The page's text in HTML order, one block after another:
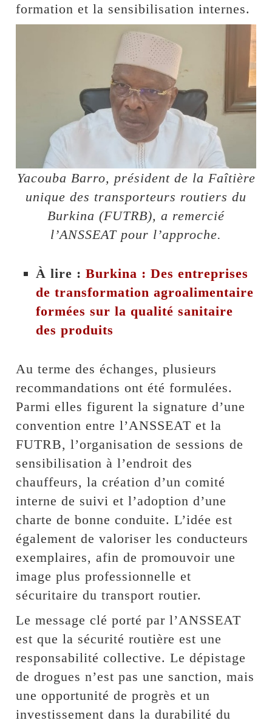
formation et la sensibilisation internes.
Yacouba Barro, président de la Faîtière
unique des transporteurs routiers du
Burkina (FUTRB), a remercié
l’ANSSEAT pour l’approche.
À lire :Burkina : Des entreprises
de transformation agroalimentaire
formées sur la qualité sanitaire
des produits
Au terme des échanges, plusieurs
recommandations ont été formulées.
Parmi elles figurent la signature d’une
convention entre l’ANSSEAT et la
FUTRB, l’organisation de sessions de
sensibilisation à l’endroit des
chauffeurs, la création d’un comité
interne de suivi et l’adoption d’une
charte de bonne conduite. L’idée est
également de valoriser les conducteurs
exemplaires, afin de promouvoir une
image plus professionnelle et
sécuritaire du transport routier.
Le message clé porté par l’ANSSEAT
est que la sécurité routière est une
responsabilité collective. Le dépistage
de drogues n’est pas une sanction, mais
une opportunité de progrès et un
investissement dans la durabilité du